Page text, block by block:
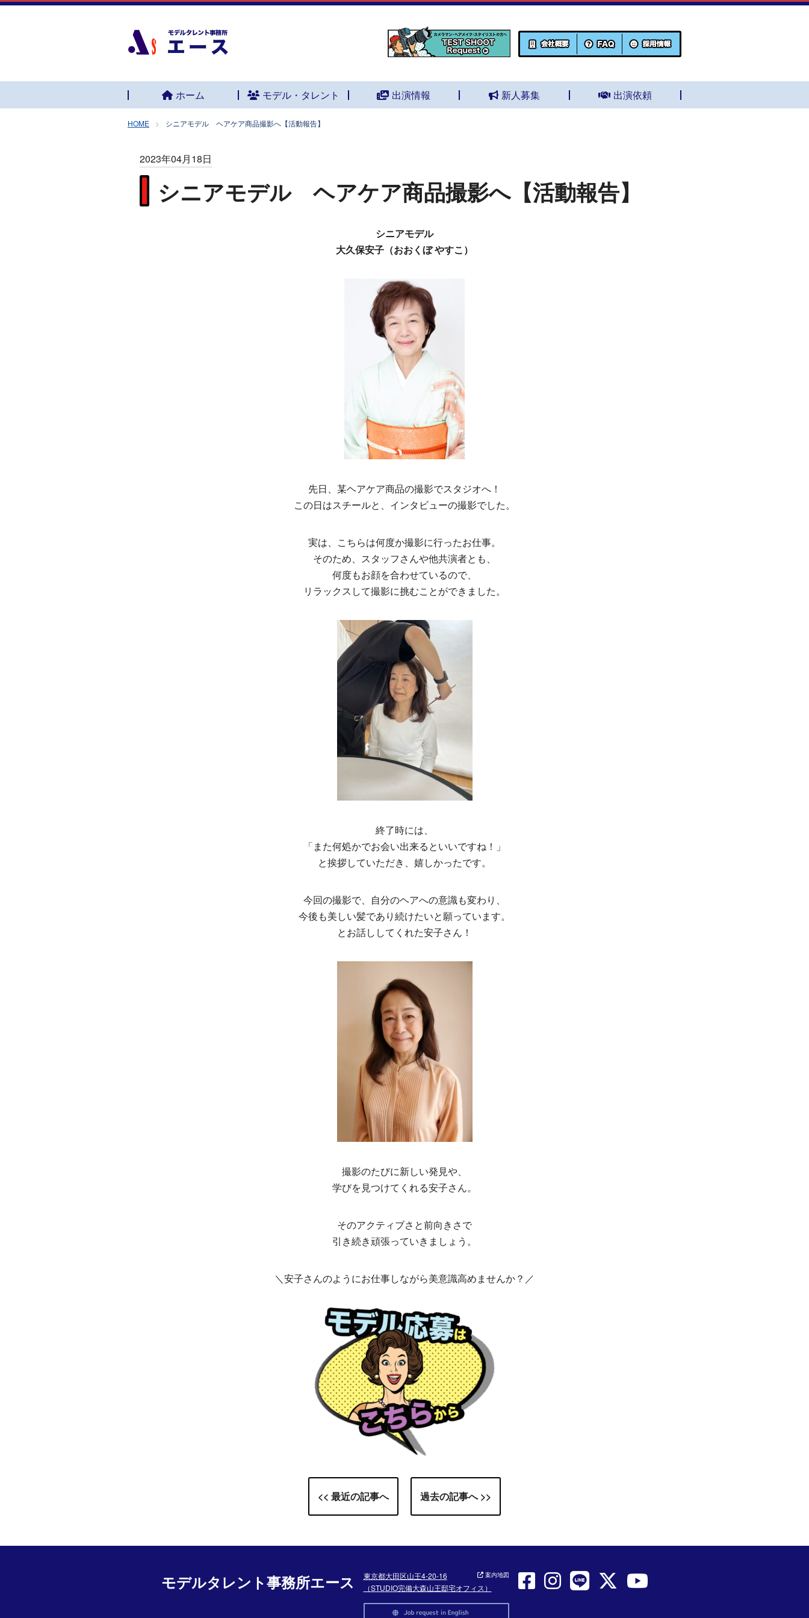
ホーム モデル・タレント 出演情報 新人募集 出演依頼
HOME シニアモデル ヘアケア商品撮影へ【活動報告】
2023年04月18日
シニアモデル ヘアケア商品撮影へ【活動報告】
シニアモデル
大久保安子（おおくぼ やすこ）
先日、某ヘアケア商品の撮影でスタジオへ！
この日はスチールと、インタビューの撮影でした。
実は、こちらは何度か撮影に行ったお仕事。
そのため、スタッフさんや他共演者とも、
何度もお顔を合わせているので、
リラックスして撮影に挑むことができました。
終了時には、
「また何処かでお会い出来るといいですね！」
と挨拶していただき、嬉しかったです。
今回の撮影で、自分のヘアへの意識も変わり、
今後も美しい髪であり続けたいと願っています。
とお話ししてくれた安子さん！
撮影のたびに新しい発見や、
学びを見つけてくれる安子さん。
そのアクティブさと前向きさで
引き続き頑張っていきましょう。
＼安子さんのようにお仕事しながら美意識高めませんか？／
<< 最近の記事へ 過去の記事へ >>
モデルタレント事務所エース
東京都大田区山王4-20-16
（STUDIO完備大森山王邸宅オフィス）
案内地図